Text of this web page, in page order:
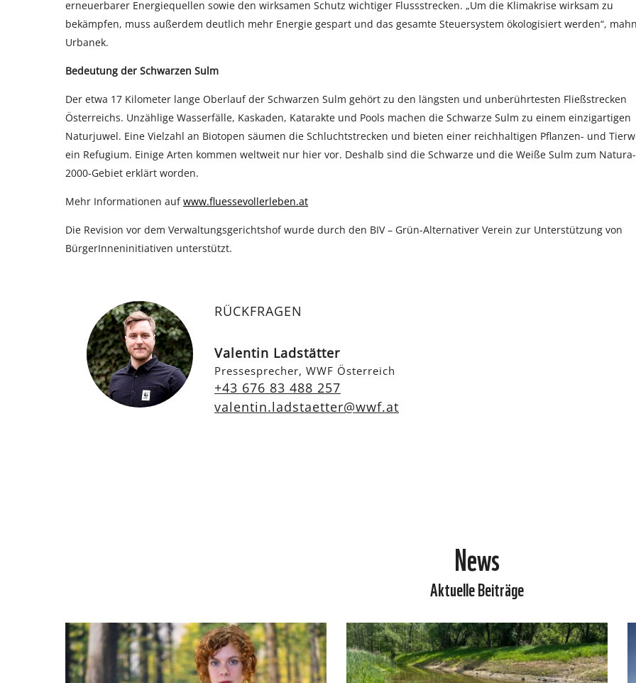
erneuerbarer Energiequellen sowie den wirksamen Schutz wichtiger Flussstrecken. „Um die Klimakrise wirksam zu
bekämpfen, muss außerdem deutlich mehr Energie gespart und das gesamte Steuersystem ökologisiert werden“,
Urbanek.
Bedeutung der Schwarzen Sulm
Der etwa 17 Kilometer lange Oberlauf der Schwarzen Sulm gehört zu den längsten und unberührtesten Fließstrecken
Österreichs. Unzählige Wasserfälle, Kaskaden, Katarakte und Pools machen die Schwarze Sulm zu einem einzigartigen
Naturjuwel. Eine Vielzahl an Biotopen säumen die Schluchtstrecken und bieten einer reichhaltigen Pflanzen- und
ein Refugium. Einige Arten kommen weltweit nur hier vor. Deshalb sind die Schwarze und die Weiße Sulm zum Natura-
2000-Gebiet erklärt worden.
Mehr Informationen aufwww.fluessevollerleben.at
Die Revision vor dem Verwaltungsgerichtshof wurde durch den BIV – Grün-Alternativer Verein zur Unterstützung von
BürgerInneninitiativen unterstützt.
RÜCKFRAGEN
Valentin Ladstätter
Pressesprecher, WWF Österreich
+43 676 83 488 257
valentin.ladstaetter@wwf.at
News
Aktuelle Beiträge